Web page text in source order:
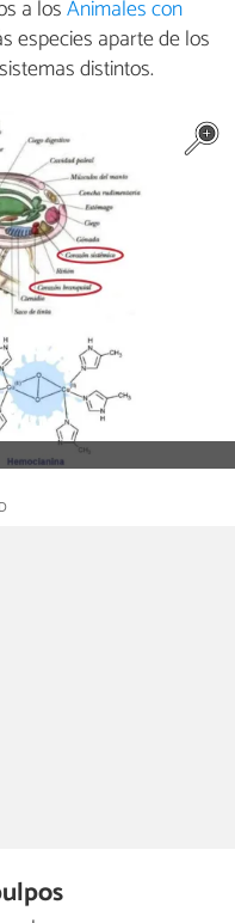
a losAnimales con
especies aparte de los
distintos.